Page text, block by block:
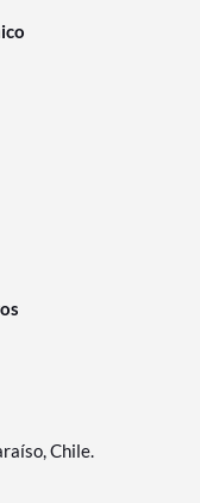
Chile.